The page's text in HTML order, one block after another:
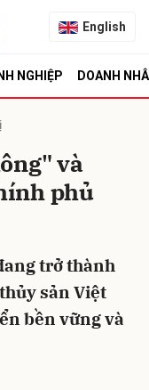
English
NGHIỆP DOANH
và
phủ
trở thành
sản Việt
bền vững và
Hủy